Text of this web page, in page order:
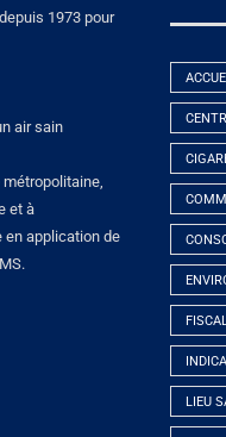
1973 pour
air sain
métropolitaine,
et à
en application de
LIEU